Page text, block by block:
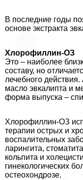
В последние годы
основе экстpaкта
Хлорофиллин-ОЗ
Это – наиболее
составу, но
лечебного
масло эвкалипта и
форма выпуска –
Хлорофиллин-ОЗ
терапии острых и
воспалительных
ларингита,
кольпита и
гинекологических
остеохондрозе.